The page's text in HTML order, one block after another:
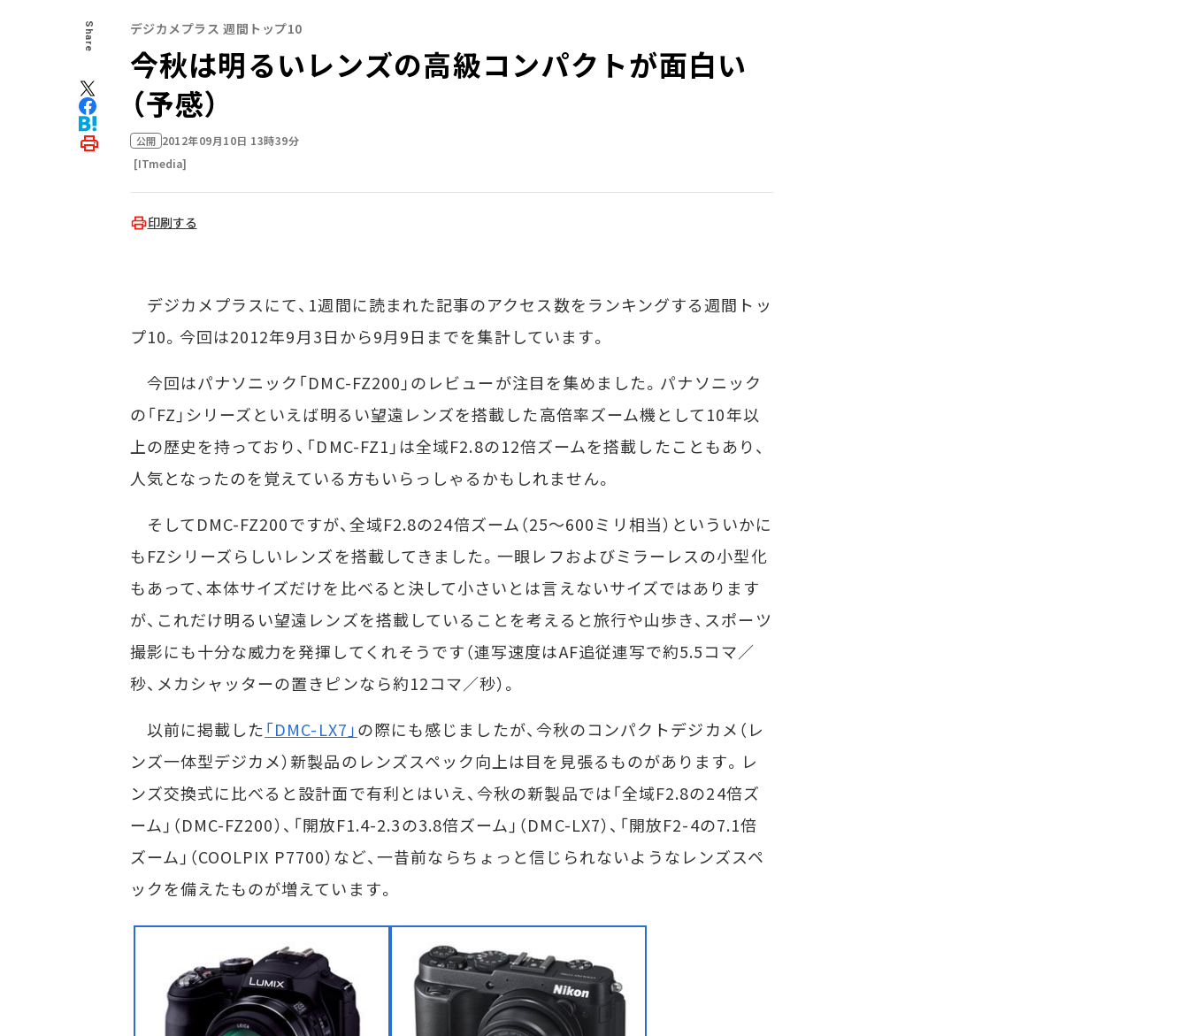
Share デジカメプラス 週間トップ10
今秋は明るいレンズの高級コンパクトが面白い
（予感）
公開 2012年09月10日 13時39分
[ITmedia]
印刷する
デジカメプラスにて、1週間に読まれた記事のアクセス数をランキングする週間トッ
プ10。今回は2012年9月3日から9月9日までを集計しています。
今回はパナソニック「DMC-FZ200」のレビューが注目を集めました。パナソニック
の「FZ」シリーズといえば明るい望遠レンズを搭載した高倍率ズーム機として10年以
上の歴史を持っており、「DMC-FZ1」は全域F2.8の12倍ズームを搭載したこともあり、
人気となったのを覚えている方もいらっしゃるかもしれません。
そしてDMC-FZ200ですが、全域F2.8の24倍ズーム（25～600ミリ相当）といういかに
もFZシリーズらしいレンズを搭載してきました。一眼レフおよびミラーレスの小型化
もあって、本体サイズだけを比べると決して小さいとは言えないサイズではあります
が、これだけ明るい望遠レンズを搭載していることを考えると旅行や山歩き、スポーツ
撮影にも十分な威力を発揮してくれそうです（連写速度はAF追従連写で約5.5コマ／
秒、メカシャッターの置きピンなら約12コマ／秒）。
以前に掲載した「DMC-LX7」の際にも感じましたが、今秋のコンパクトデジカメ（レ
ンズ一体型デジカメ）新製品のレンズスペック向上は目を見張るものがあります。レ
ンズ交換式に比べると設計面で有利とはいえ、今秋の新製品では「全域F2.8の24倍ズ
ーム」（DMC-FZ200）、「開放F1.4-2.3の3.8倍ズーム」（DMC-LX7）、「開放F2-4の7.1倍
ズーム」（COOLPIX P7700）など、一昔前ならちょっと信じられないようなレンズスペ
ックを備えたものが増えています。